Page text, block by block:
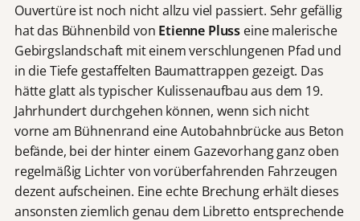
Ouvertüre ist noch nicht allzu viel passiert. Sehr gefällig
hat das Bühnenbild von Etienne Pluss eine malerische
Gebirgslandschaft mit einem verschlungenen Pfad und
in die Tiefe gestaffelten Baumattrappen gezeigt. Das
hätte glatt als typischer Kulissenaufbau aus dem 19.
Jahrhundert durchgehen können, wenn sich nicht
vorne am Bühnenrand eine Autobahnbrücke aus Beton
befände, bei der hinter einem Gazevorhang ganz oben
regelmäßig Lichter von vorüberfahrenden Fahrzeugen
dezent aufscheinen. Eine echte Brechung erhält dieses
ansonsten ziemlich genau dem Libretto entsprechende